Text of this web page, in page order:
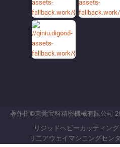
著作権©東莞宝科精密機械有限公司
リジッドヘビーカッティン
リニアウェイマシニングセンタ